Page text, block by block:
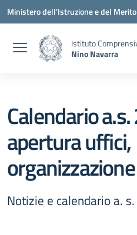
Vai ai contenuti
Vai al menu di navigazione
Vai al footer
Ministero dell'Istruzione e del Merito
Istituto
Nino Navarra
Calendario
apertura uffici,
organizzazione
Notizie e calendario a.